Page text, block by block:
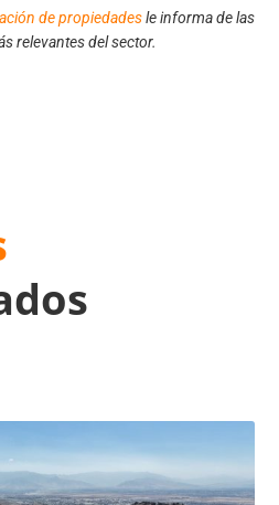
de propiedadesle informa de las
relevantes del sector.